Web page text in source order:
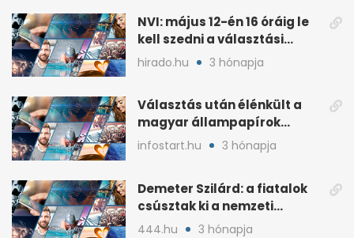
NVI: május 12-én 16 óráig le
kell szedni a választási
plakátokat
hirado.hu 3 hónapja
Választás után élénkült a
magyar állampapírok
lakossági értékesítése
infostart.hu 3 hónapja
Demeter Szilárd: a fiatalok
csúsztak ki a nemzeti
kultúrából
444.hu 3 hónapja